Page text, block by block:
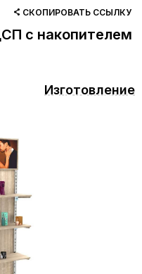
СКОПИРОВАТЬ ССЫЛКУ
с накопителем
Изготовление